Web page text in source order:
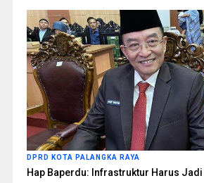
DPRD KOTA PALANGKA RAYA
Hap Baperdu: Infrastruktur Harus